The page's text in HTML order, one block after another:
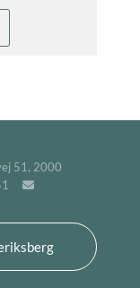
51, 2000
